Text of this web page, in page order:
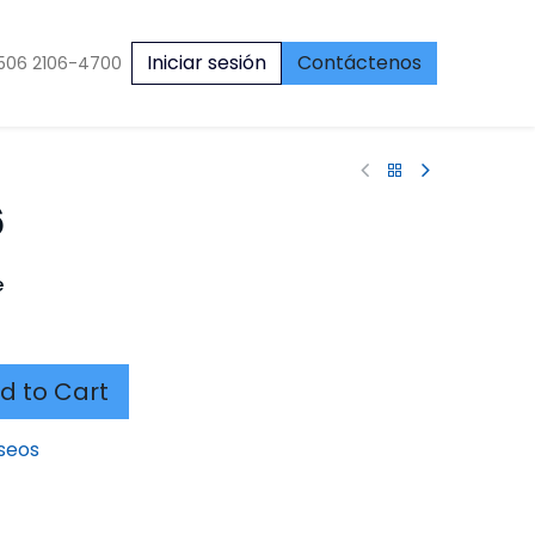
2106-4700 Iniciar sesión Contáctenos
to Cart